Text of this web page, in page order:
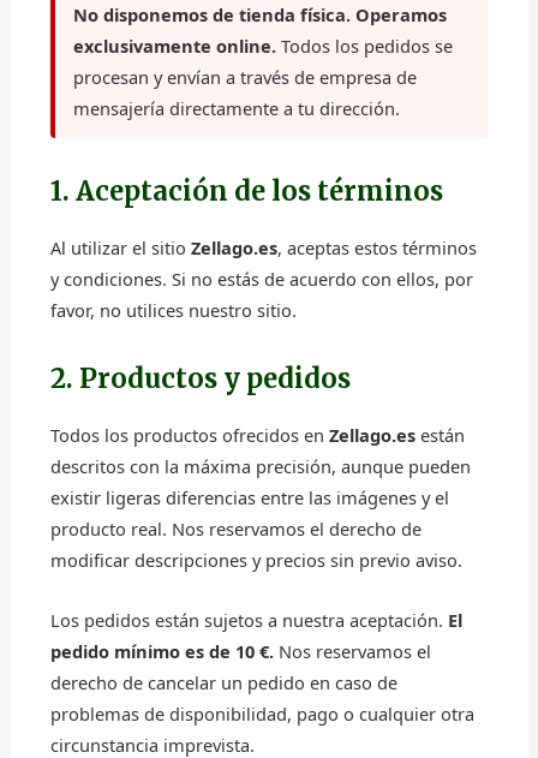
No disponemos de tienda física. Operamos
exclusivamente online. Todos los pedidos se
procesan y envían a través de empresa de
mensajería directamente a tu dirección.
1. Aceptación de los términos
Al utilizar el sitioZellago.es, aceptas estos términos
y condiciones. Si no estás de acuerdo con ellos, por
favor, no utilices nuestro sitio.
2. Productos y pedidos
Todos los productos ofrecidos enZellago.es están
descritos con la máxima precisión, aunque pueden
existir ligeras diferencias entre las imágenes y el
producto real. Nos reservamos el derecho de
modificar descripciones y precios sin previo aviso.
Los pedidos están sujetos a nuestra aceptación. El
pedido mínimo es de 10 €. Nos reservamos el
derecho de cancelar un pedido en caso de
problemas de disponibilidad, pago o cualquier otra
circunstancia imprevista.